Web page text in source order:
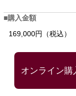
購入金額
169,000円（税込）